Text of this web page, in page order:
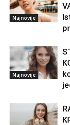
Najnovije
Najnovije